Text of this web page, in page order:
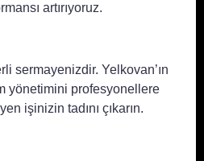
artırıyoruz.
sermayenizdir. Yelkovan’ın
yönetimini profesyonellere
işinizin tadını çıkarın.